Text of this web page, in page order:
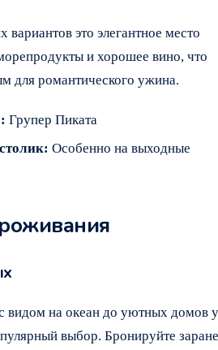
вариантов это элегантное место
и хорошее вино, что
для романтического ужина.
Групер Пиката
Особенно на выходные
видом на океан до уютных домов у
выбор. Бронируйте